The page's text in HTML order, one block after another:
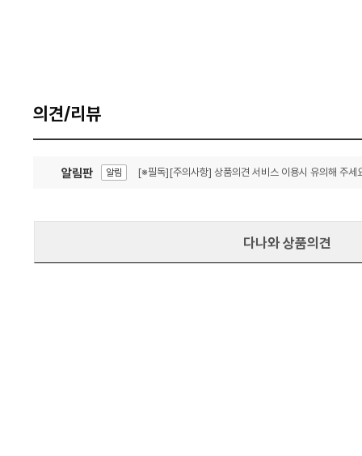
의견/리뷰
알림판 알림 [※필독][주의사항] 상품의견 서비스 이용시 유의해 주세
다나와 상품의견